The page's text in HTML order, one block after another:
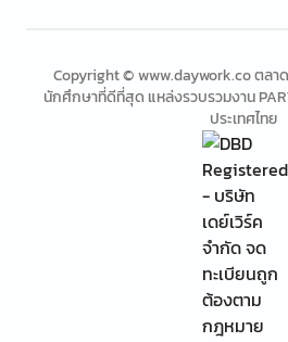
Copyright © www.daywork.co ตลา
นักศึกษาที่ดีที่สุด แหล่งรวบรวมงาน
ประเทศไทย